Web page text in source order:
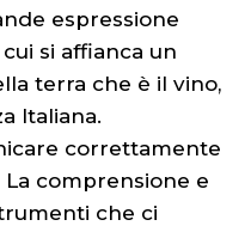
espressione
si affianca un
terra che è il vino,
Italiana.
correttamente
La comprensione e
che ci